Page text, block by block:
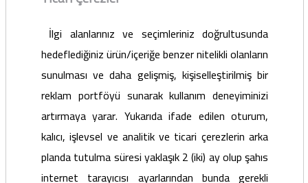
İlgi alanlarınız ve seçimleriniz doğrultusunda
hedeflediğiniz ürün/içeriğe benzer nitelikli olanların
sunulması ve daha gelişmiş, kişiselleştirilmiş bir
reklam portföyü sunarak kullanım deneyiminizi
artırmaya yarar. Yukarıda ifade edilen oturum,
kalıcı, işlevsel ve analitik ve ticari çerezlerin arka
planda tutulma süresi yaklaşık 2 (iki) ay olup şahıs
internet tarayıcısı ayarlarından bunda gerekli